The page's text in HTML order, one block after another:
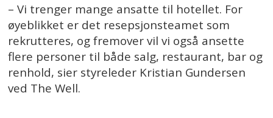
– Vi trenger mange ansatte til hotellet. For
øyeblikket er det resepsjonsteamet som
rekrutteres, og fremover vil vi også ansette
flere personer til både salg, restaurant, bar og
renhold, sier styreleder Kristian Gundersen
ved The Well.